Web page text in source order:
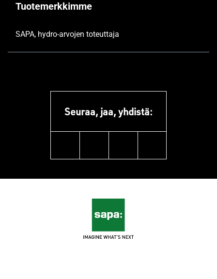
Tuotemerkkimme
SAPA, hydro-arvojen toteuttaja
Seuraa, jaa, yhdistä: